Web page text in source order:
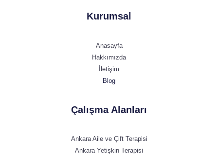
Kurumsal
Anasayfa
Hakkımızda
İletişim
Blog
Çalışma Alanları
Ankara Aile ve Çift Terapisi
Ankara Yetişkin Terapisi